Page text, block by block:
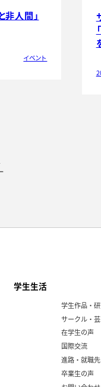
非人間」
イベント
学生生活
学生作品・
サークル・
在学生の声
国際交流
進路・就職先
卒業生の声